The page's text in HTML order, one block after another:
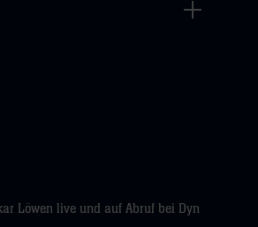
Löwen live und auf Abruf bei Dyn